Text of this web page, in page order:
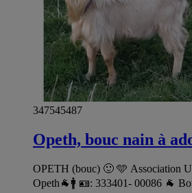
347545487
Opeth, bouc nain à
OPETH (bouc) 🙂 🩵 Association
Opeth🐐🚹 🪪: 333401- 00086 🐐